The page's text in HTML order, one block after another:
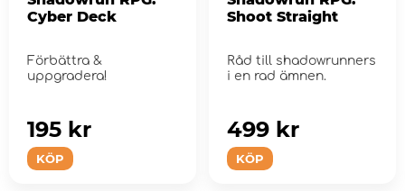
Cyber Deck
Förbättra &
uppgradera!
KÖP
195 kr
Shoot Straight
Råd till shadowrunners
i en rad ämnen.
KÖP
499 kr